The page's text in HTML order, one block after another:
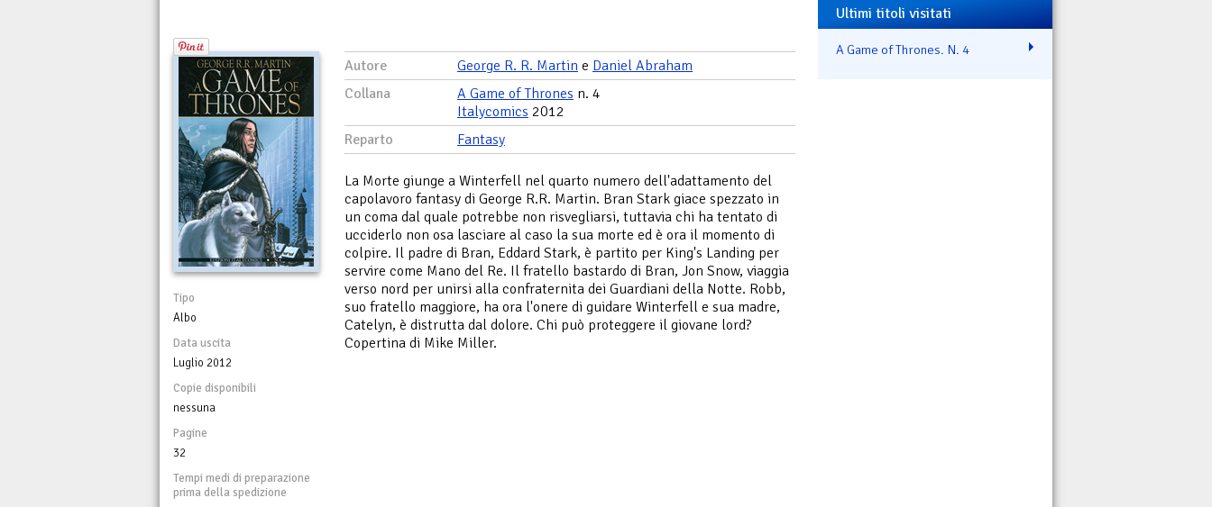
Tipo
Albo
Data uscita
Luglio 2012
Copie disponibili
nessuna
Pagine
32
Tempi medi di preparazione
prima della spedizione
Autore George R. R. Martin e Daniel Abraham
Collana
A Game of Thrones n. 4
Italycomics 2012
Reparto
Fantasy
La Morte giunge a Winterfell nel quarto numero dell'adattamento del
capolavoro fantasy di George R.R. Martin. Bran Stark giace spezzato in
un coma dal quale potrebbe non risvegliarsi, tuttavia chi ha tentato di
ucciderlo non osa lasciare al caso la sua morte ed è ora il momento di
colpire. Il padre di Bran, Eddard Stark, è partito per King's Landing per
servire come Mano del Re. Il fratello bastardo di Bran, Jon Snow, viaggia
verso nord per unirsi alla confraternita dei Guardiani della Notte. Robb,
suo fratello maggiore, ha ora l'onere di guidare Winterfell e sua madre,
Catelyn, è distrutta dal dolore. Chi può proteggere il giovane lord?
Copertina di Mike Miller.
Ultimi titoli visitati
A Game of Thrones. N. 4